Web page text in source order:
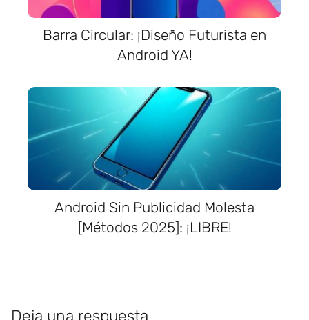
Barra Circular: ¡Diseño Futurista en
Android YA!
Android Sin Publicidad Molesta
[Métodos 2025]: ¡LIBRE!
Deja una respuesta